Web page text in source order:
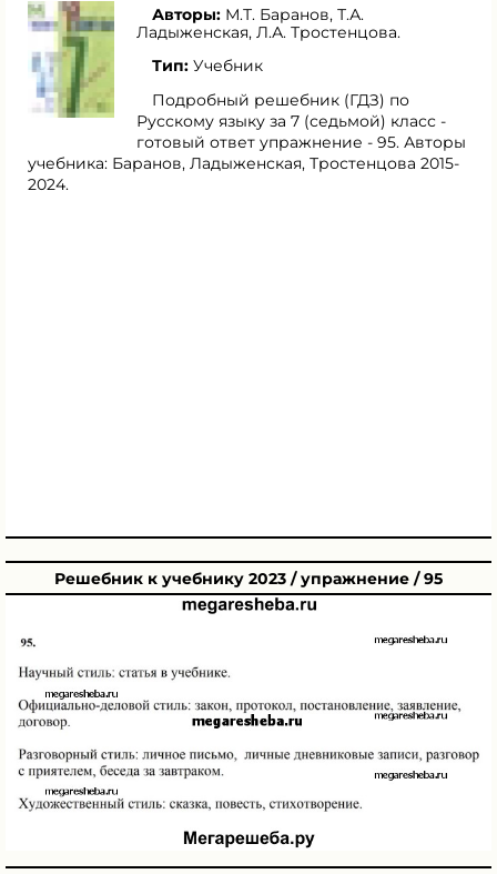
Авторы: М.Т. Баранов, Т.А.
Ладыженская, Л.А. Тростенцова.
Тип: Учебник
Подробный решебник (ГДЗ) по
Русскому языку за 7 (седьмой) класс -
готовый ответ упражнение - 95. Авторы
учебника: Баранов, Ладыженская, Тростенцова 2015-
2024.
Решебник к учебнику 2023 / упражнение / 95